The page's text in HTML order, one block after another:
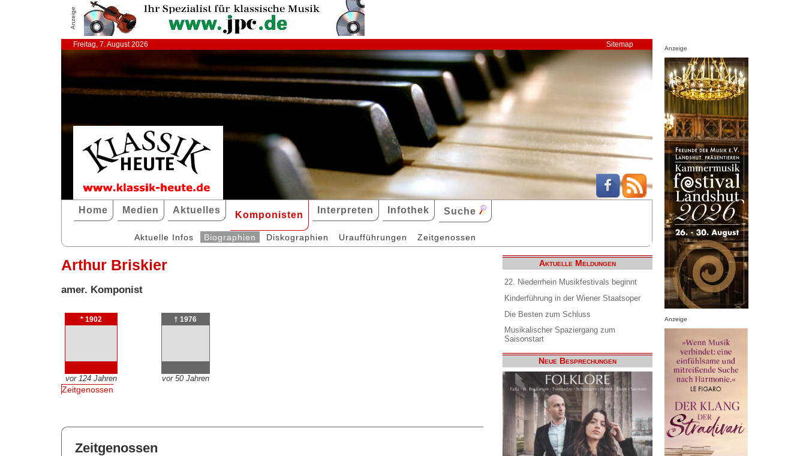
Anzeige
Freitag, 7. August 2026 Sitemap
Home Medien Aktuelles Komponisten Interpreten Infothek Suche
Aktuelle Infos Biographien Diskographien Uraufführungen Zeitgenossen
Arthur Briskier
amer. Komponist
* 1902
vor 124 Jahren
† 1976
vor 50 Jahren
Zeitgenossen
Zeitgenossen
Aktuelle Meldungen
22. Niederrhein Musikfestivals beginnt
Kinderführung in der Wiener Staatsoper
Die Besten zum Schluss
Musikalischer Spaziergang zum
Saisonstart
Neue Besprechungen
Anzeige
Anzeige